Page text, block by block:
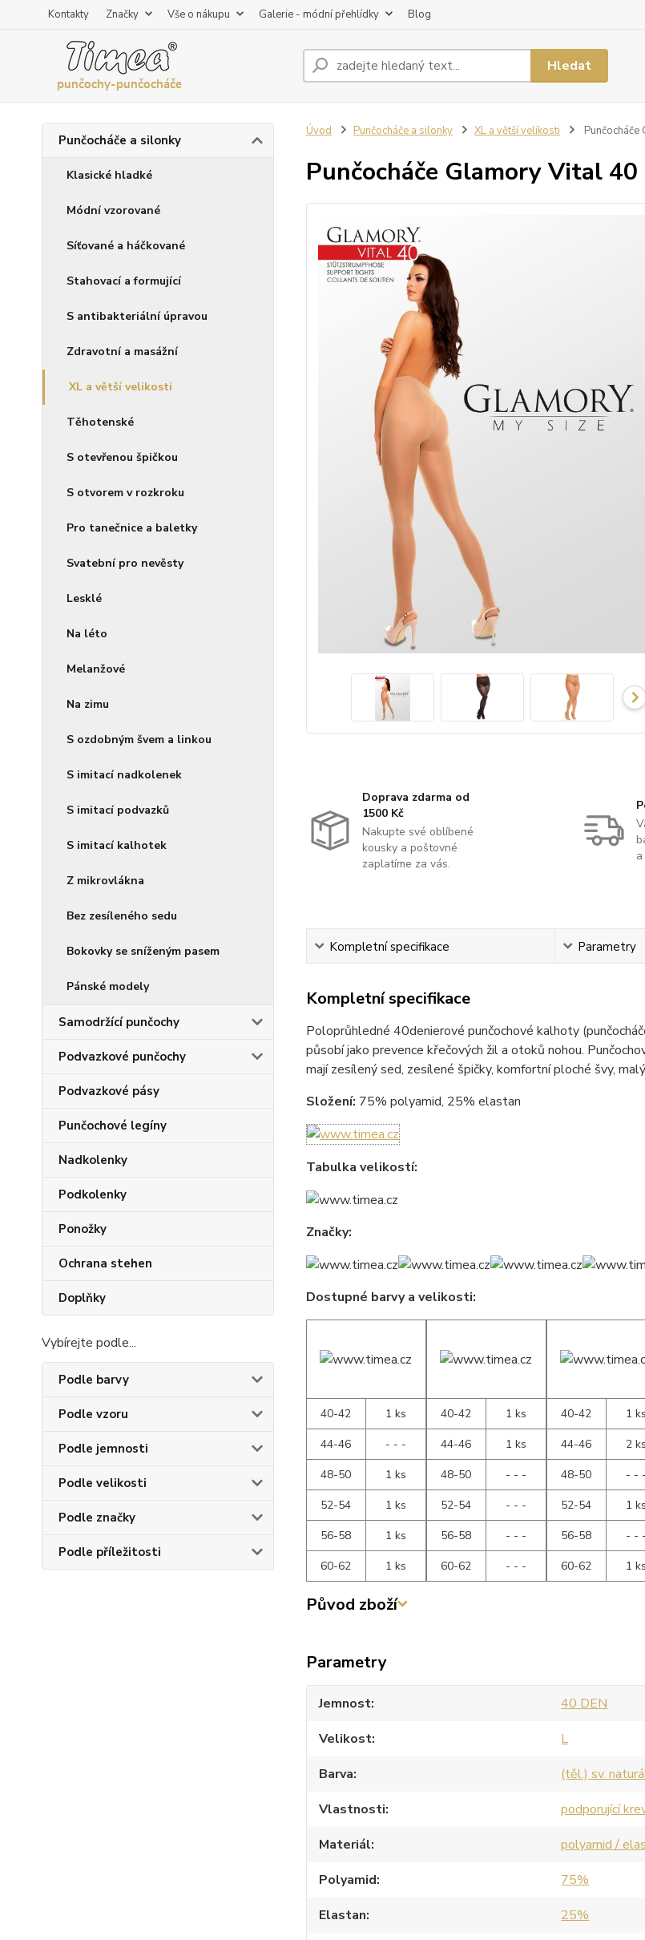
Kontakty Značky Vše o nákupu Galerie - módní přehlídky Blog
Hledat
Punčocháče a silonky
Klasické hladké
Módní vzorované
Síťované a háčkované
Stahovací a formující
S antibakteriální úpravou
Zdravotní a masážní
XL a větší velikosti
Těhotenské
S otevřenou špičkou
S otvorem v rozkroku
Pro tanečnice a baletky
Svatební pro nevěsty
Lesklé
Na léto
Melanžové
Na zimu
S ozdobným švem a linkou
S imitací nadkolenek
S imitací podvazků
S imitací kalhotek
Z mikrovlákna
Bez zesíleného sedu
Bokovky se sníženým pasem
Pánské modely
Samodržící punčochy
Podvazkové punčochy
Podvazkové pásy
Punčochové legíny
Nadkolenky
Podkolenky
Ponožky
Ochrana stehen
Doplňky
Vybírejte podle...
Podle barvy
Podle vzoru
Podle jemnosti
Podle velikosti
Podle značky
Podle příležitosti
Úvod Punčocháče a silonky XL a větší velikosti
Punčocháče Glamory Vital 40
Doprava zdarma od
1500 Kč
Nakupte své oblíbené
kousky a poštovné
zaplatíme za vás.
Kompletní specifikace Parametry
Kompletní specifikace
Poloprůhledné 40denierové punčochové kalhoty
působí jako prevence křečových žil a otoků nohou.
mají zesílený sed, zesílené špičky, komfortní ploché švy,
Složení: 75% polyamid, 25% elastan
Tabulka velikostí:
Značky:
Dostupné barvy a velikosti:
40-42
1 ks
44-46
- - -
48-50
1 ks
52-54
1 ks
56-58
1 ks
60-62
1 ks
40-42
1 ks
44-46
1 ks
48-50
- - -
52-54
- - -
56-58
- - -
60-62
- - -
40-42
1 ks
44-46
2 ks
48-50
- - -
52-54
1 ks
56-58
- - -
60-62
1 ks
Původ zboží
Parametry
Jemnost
40 DEN
Velikost
L
Barva
(těl.) sv.
Vlastnosti
podporující
Materiál
polyamid /
Polyamid
75%
Elastan
25%